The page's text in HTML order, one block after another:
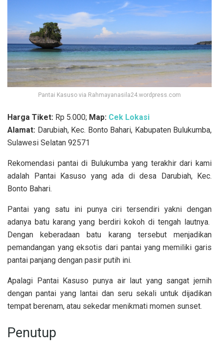
Pantai Kasuso via Rahmayanasila24.wordpress.com
Harga Tiket: Rp 5.000; Map: Cek Lokasi
Alamat: Darubiah, Kec. Bonto Bahari, Kabupaten Bulukumba,
Sulawesi Selatan 92571
Rekomendasi pantai di Bulukumba yang terakhir dari kami
adalah Pantai Kasuso yang ada di desa Darubiah, Kec.
Bonto Bahari.
Pantai yang satu ini punya ciri tersendiri yakni dengan
adanya batu karang yang berdiri kokoh di tengah lautnya.
Dengan keberadaan batu karang tersebut menjadikan
pemandangan yang eksotis dari pantai yang memiliki garis
pantai panjang dengan pasir putih ini.
Apalagi Pantai Kasuso punya air laut yang sangat jernih
dengan pantai yang lantai dan seru sekali untuk dijadikan
tempat berenam, atau sekedar menikmati momen sunset.
Penutup